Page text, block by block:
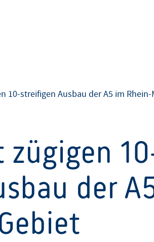
10-streifigen Ausbau der A5 im
zügigen
der